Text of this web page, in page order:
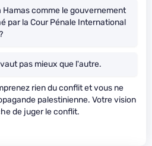
Hamas comme le gouvernement
par la Cour Pénale International
pas mieux que l'autre.
rien du conflit et vous ne
palestinienne. Votre vision
de juger le conflit.